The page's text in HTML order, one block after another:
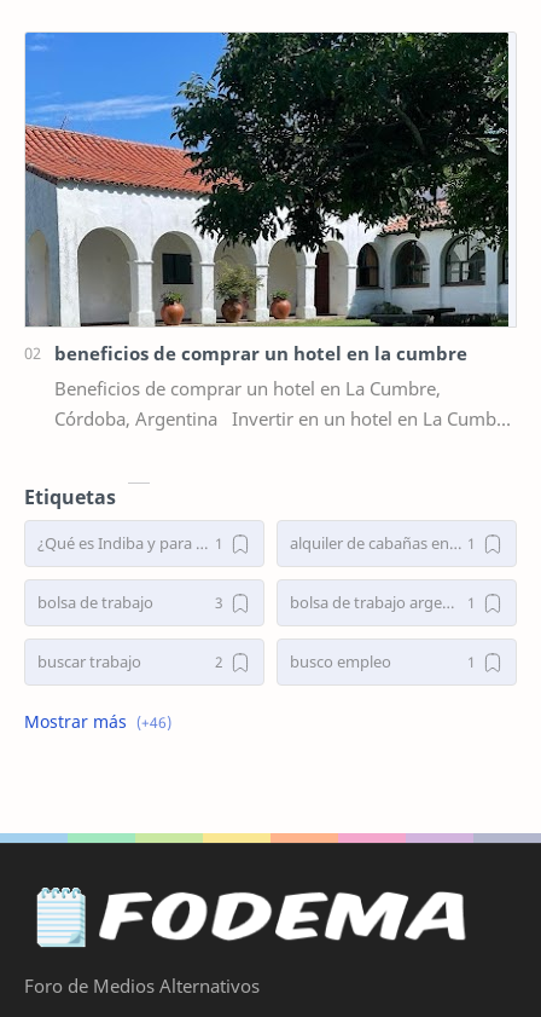
beneficios de comprar un hotel en la cumbre
Beneficios de comprar un hotel en La Cumbre,
Córdoba, Argentina Invertir en un hotel en La Cumbre
Etiquetas
¿Qué es Indiba y para qué sirve? alquiler de cabañas en el bolsón
bolsa de trabajo bolsa de trabajo argentina
buscar trabajo busco empleo
busco trabajo en Córdoba cementerios musulmanes en españa
Cirugía de Nariz Cirugía de Nariz Tabique Desviado
Foro de Medios Alternativos